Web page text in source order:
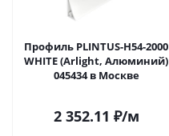
Профиль PLINTUS-H54-2000
WHITE (Arlight, Алюминий)
045434 в Москве
2 352.11 ₽/м